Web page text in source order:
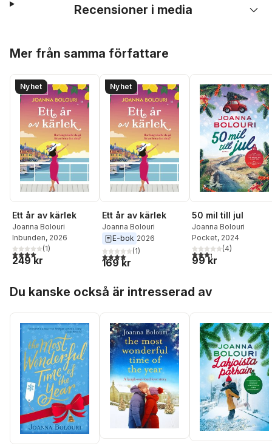
Recensioner i media
Mer från samma författare
Nyhet
Ett år av kärlek
Joanna Bolouri
Inbunden, 2026
4,0utav 5 stjärnor. Totalt antal röster:
(1)
249 kr
Nyhet
Ett år av kärlek
Joanna Bolouri
E-bok 2026
4,0utav 5 stjärnor. Totalt antal röster:
(1)
169 kr
50 mil till jul
Joanna Bolouri
Pocket, 2024
3,3utav 5 stjärnor.
(4)
99 kr
Du kanske också är intresserad av